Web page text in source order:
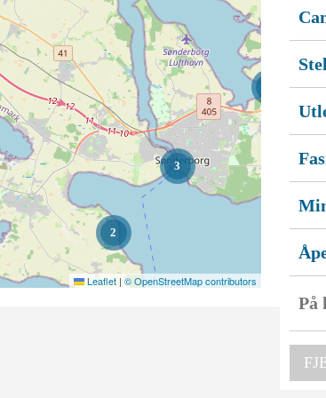
3
2
Leaflet | © OpenStreetMap contributors
På